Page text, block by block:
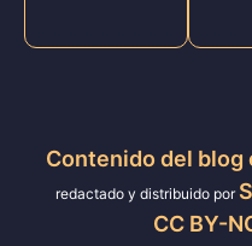
Contenido del
redactado y distribuido por
CC BY-